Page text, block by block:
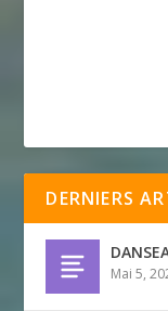
DERNIERS
Mai 5,